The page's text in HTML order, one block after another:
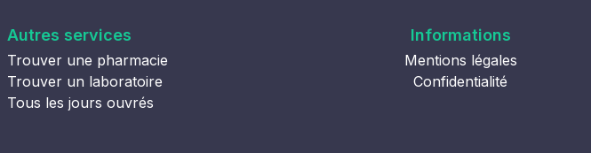
Autres services
Trouver une pharmacie
Trouver un laboratoire
Tous les jours ouvrés
Informations
Mentions légales
Confidentialité